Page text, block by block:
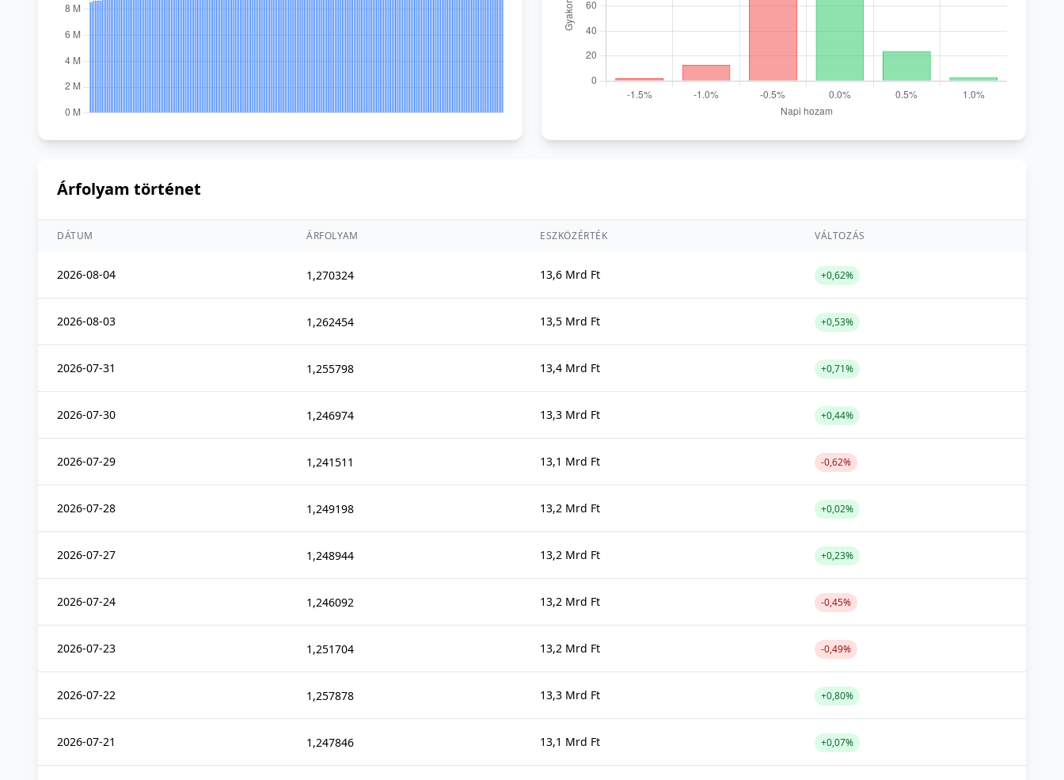
Árfolyam történet
DÁTUM ÁRFOLYAM ESZKÖZÉRTÉK VÁLTOZÁS
2026-08-04 1,270324 13,6 Mrd Ft +0,62%
2026-08-03 1,262454 13,5 Mrd Ft +0,53%
2026-07-31 1,255798 13,4 Mrd Ft +0,71%
2026-07-30 1,246974 13,3 Mrd Ft +0,44%
2026-07-29 1,241511 13,1 Mrd Ft -0,62%
2026-07-28 1,249198 13,2 Mrd Ft +0,02%
2026-07-27 1,248944 13,2 Mrd Ft +0,23%
2026-07-24 1,246092 13,2 Mrd Ft -0,45%
2026-07-23 1,251704 13,2 Mrd Ft -0,49%
2026-07-22 1,257878 13,3 Mrd Ft +0,80%
2026-07-21 1,247846 13,1 Mrd Ft +0,07%